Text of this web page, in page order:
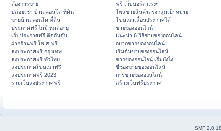
ต้องการขาย
ปล่อยเช่า บ้าน คอนโด ที่ดิน
ขายบ้าน คอนโด ที่ดิน
ประกาศฟรี ไม่มี หมดอายุ
เว็บประกาศฟรี ติดอันดับ
ฝากร้านฟรี โพ ส ฟรี
ลงประกาศฟรี กรุงเทพ
ลงประกาศฟรี ทั่วไทย
ลงประกาศโฆษณาฟรี
ลงประกาศฟรี 2023
รวมเว็บลงประกาศฟรี
ฟรี เว็บบอร์ด แรงๆ
โพสขายสินค้าตรงกลุ่มเป้าหมาย
โฆษณาเลื่อนประกาศได้
ขายของออนไลน์
แนะนำ 6 วิธีขายของออนไลน์
อยากขายของออนไลน์
เริ่มต้นขายของออนไลน์
ขายของออนไลน์ เริ่มยังไง
ชี้ช่องขายของออนไลน์
การขายของออนไลน์
สร้างเว็บฟรีประกาศ
SMF 2.0.18